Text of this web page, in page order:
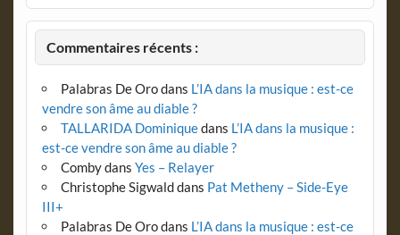
Commentaires récents :
Palabras De Orodans L’IA dans la musique : est-ce
vendre son âme au diable ?
TALLARIDA Dominiquedans L’IA dans la musique :
est-ce vendre son âme au diable ?
Combydans Yes – Relayer
Christophe Sigwalddans Pat Metheny – Side-Eye
III+
Palabras De Orodans L’IA dans la musique : est-ce